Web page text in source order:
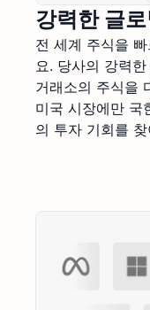
강력한 글
전 세계 주식을
요. 당사의 강력
거래소의 주식을
미국 시장에만 국
의 투자 기회를